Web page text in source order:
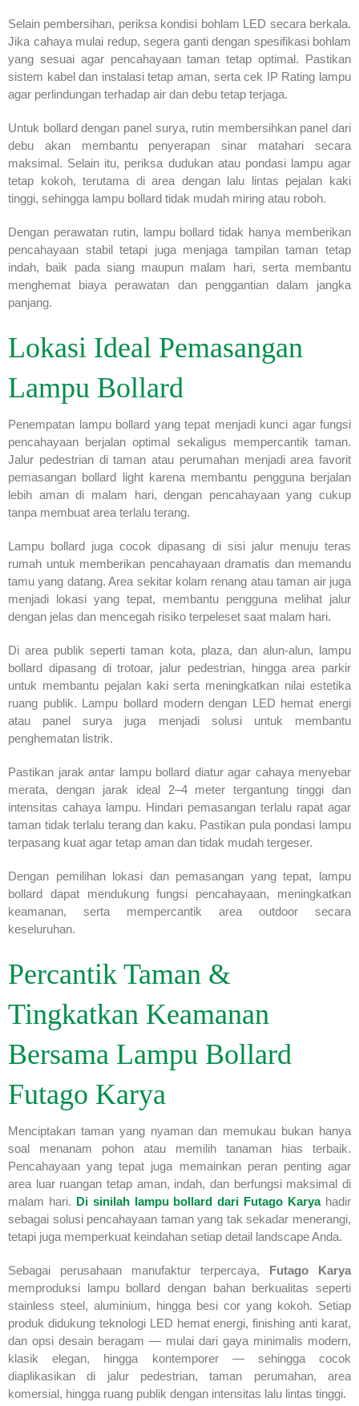
Selain pembersihan, periksa kondisi bohlam LED secara berkala.
Jika cahaya mulai redup, segera ganti dengan spesifikasi bohlam
yang sesuai agar pencahayaan taman tetap optimal. Pastikan
sistem kabel dan instalasi tetap aman, serta cek IP Rating lampu
agar perlindungan terhadap air dan debu tetap terjaga.
Untuk bollard dengan panel surya, rutin membersihkan panel dari
debu akan membantu penyerapan sinar matahari secara
maksimal. Selain itu, periksa dudukan atau pondasi lampu agar
tetap kokoh, terutama di area dengan lalu lintas pejalan kaki
tinggi, sehingga lampu bollard tidak mudah miring atau roboh.
Dengan perawatan rutin, lampu bollard tidak hanya memberikan
pencahayaan stabil tetapi juga menjaga tampilan taman tetap
indah, baik pada siang maupun malam hari, serta membantu
menghemat biaya perawatan dan penggantian dalam jangka
panjang.
Lokasi Ideal Pemasangan
Lampu Bollard
Penempatan lampu bollard yang tepat menjadi kunci agar fungsi
pencahayaan berjalan optimal sekaligus mempercantik taman.
Jalur pedestrian di taman atau perumahan menjadi area favorit
pemasangan bollard light karena membantu pengguna berjalan
lebih aman di malam hari, dengan pencahayaan yang cukup
tanpa membuat area terlalu terang.
Lampu bollard juga cocok dipasang di sisi jalur menuju teras
rumah untuk memberikan pencahayaan dramatis dan memandu
tamu yang datang. Area sekitar kolam renang atau taman air juga
menjadi lokasi yang tepat, membantu pengguna melihat jalur
dengan jelas dan mencegah risiko terpeleset saat malam hari.
Di area publik seperti taman kota, plaza, dan alun-alun, lampu
bollard dipasang di trotoar, jalur pedestrian, hingga area parkir
untuk membantu pejalan kaki serta meningkatkan nilai estetika
ruang publik. Lampu bollard modern dengan LED hemat energi
atau panel surya juga menjadi solusi untuk membantu
penghematan listrik.
Pastikan jarak antar lampu bollard diatur agar cahaya menyebar
merata, dengan jarak ideal 2–4 meter tergantung tinggi dan
intensitas cahaya lampu. Hindari pemasangan terlalu rapat agar
taman tidak terlalu terang dan kaku. Pastikan pula pondasi lampu
terpasang kuat agar tetap aman dan tidak mudah tergeser.
Dengan pemilihan lokasi dan pemasangan yang tepat, lampu
bollard dapat mendukung fungsi pencahayaan, meningkatkan
keamanan, serta mempercantik area outdoor secara
keseluruhan.
Percantik Taman &
Tingkatkan Keamanan
Bersama Lampu Bollard
Futago Karya
Menciptakan taman yang nyaman dan memukau bukan hanya
soal menanam pohon atau memilih tanaman hias terbaik.
Pencahayaan yang tepat juga memainkan peran penting agar
area luar ruangan tetap aman, indah, dan berfungsi maksimal di
malam hari. Di sinilah lampu bollard dari Futago Karyahadir
sebagai solusi pencahayaan taman yang tak sekadar menerangi,
tetapi juga memperkuat keindahan setiap detail landscape Anda.
Sebagai perusahaan manufaktur terpercaya, Futago Karya
memproduksi lampu bollard dengan bahan berkualitas seperti
stainless steel, aluminium, hingga besi cor yang kokoh. Setiap
produk didukung teknologi LED hemat energi, finishing anti karat,
dan opsi desain beragam — mulai dari gaya minimalis modern,
klasik elegan, hingga kontemporer — sehingga cocok
diaplikasikan di jalur pedestrian, taman perumahan, area
komersial, hingga ruang publik dengan intensitas lalu lintas tinggi.